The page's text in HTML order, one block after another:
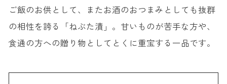
ご飯のお供として、またお酒のおつまみとしても抜群
の相性を誇る「ねぶた漬」。甘いものが苦手な方や、
食通の方への贈り物としてとくに重宝する一品です。